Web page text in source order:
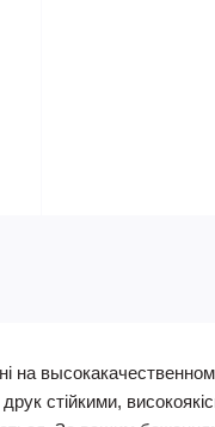
на
стійкими,